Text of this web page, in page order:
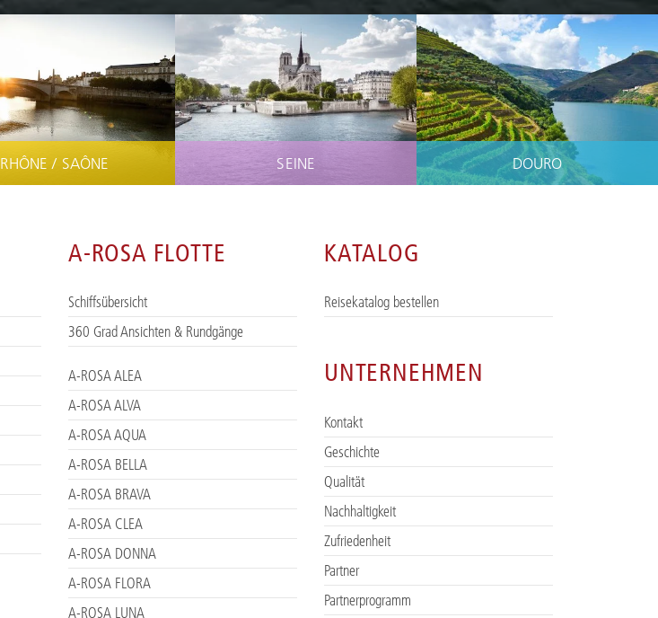
RHÔNE / SAÔNE SEINE DOURO
A-ROSA FLOTTE
Schiffsübersicht
360 Grad Ansichten & Rundgänge
A-ROSA ALEA
A-ROSA ALVA
A-ROSA AQUA
A-ROSA BELLA
A-ROSA BRAVA
A-ROSA CLEA
A-ROSA DONNA
A-ROSA FLORA
A-ROSA LUNA
KATALOG
Reisekatalog bestellen
UNTERNEHMEN
Kontakt
Geschichte
Qualität
Nachhaltigkeit
Zufriedenheit
Partner
Partnerprogramm